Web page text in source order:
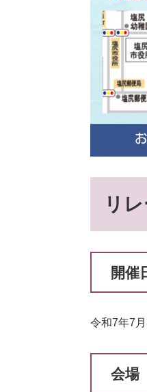
リ
開催
令和7年7
会場